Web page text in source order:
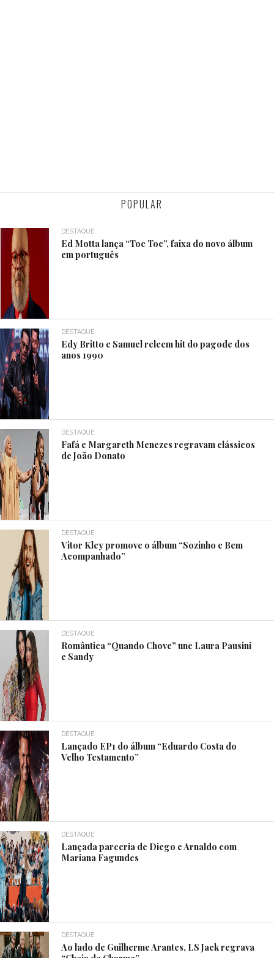
POPULAR
DESTAQUE
Ed Motta lança “Toc Toc”, faixa do novo álbum
em português
DESTAQUE
Edy Britto e Samuel releem hit do pagode dos
anos 1990
DESTAQUE
Fafá e Margareth Menezes regravam clássicos
de João Donato
DESTAQUE
Vitor Kley promove o álbum “Sozinho e Bem
Acompanhado”
DESTAQUE
Romântica “Quando Chove” une Laura Pausini
e Sandy
DESTAQUE
Lançado EP1 do álbum “Eduardo Costa do
Velho Testamento”
DESTAQUE
Lançada parceria de Diego e Arnaldo com
Mariana Fagundes
DESTAQUE
Ao lado de Guilherme Arantes, LS Jack regrava